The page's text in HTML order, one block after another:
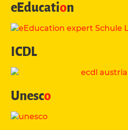
eEducation
ICDL
Unesco